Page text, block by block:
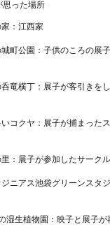
思った場所
：江西家
町公園：子供のころの展
竜横丁：展子が客引きを
コクヤ：展子が捕まった
：展子が参加したサーク
ジニアス池袋グリーンスタ
湿生植物園：映子と展子